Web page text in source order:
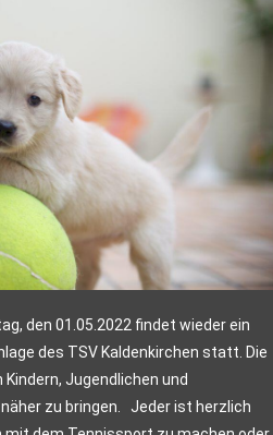
den 01.05.2022 findet wieder ein
des TSV Kaldenkirchen statt. Die
Jugendlichen und
zu bringen. Jeder ist herzlich